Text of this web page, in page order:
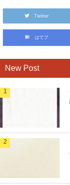
Twitter
はてブ
New Post